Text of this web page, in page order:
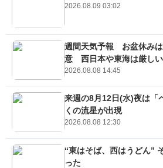
2026.08.09 03:02
週間天気予報 お盆休み
意 西日本や東海は厳しい
2026.08.08 14:45
来週の8月12日(水)夜は「
くの流星が出現
2026.08.08 12:30
“東はそば、西はうどん”
った